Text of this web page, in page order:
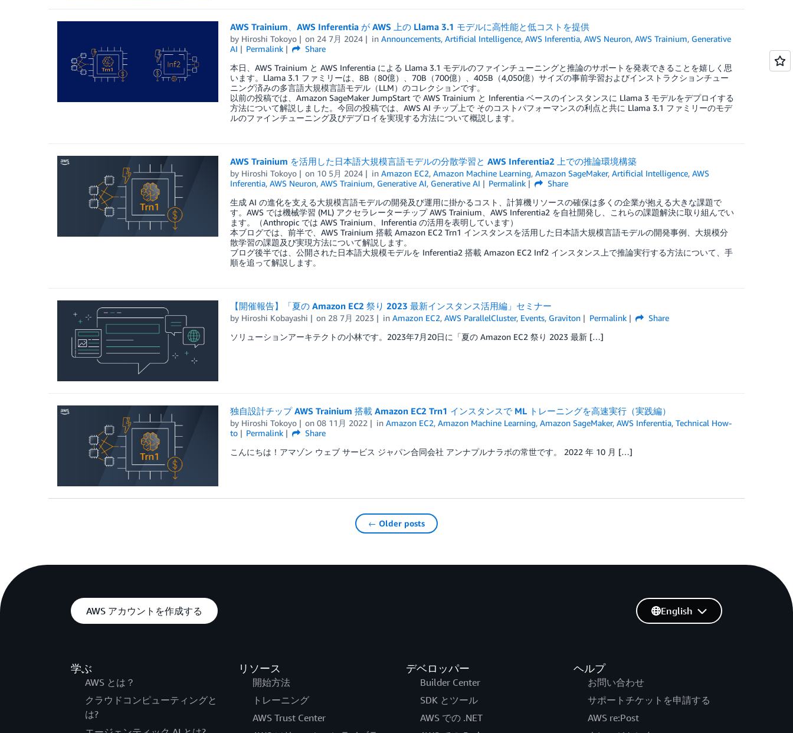
AWS Trainium、AWS Inferentia が AWS 上の Llama 3.1 モデルに高性能と低コストを提供
by Hiroshi Tokoyo on 24 7月 2024 inAnnouncements,Artificial Intelligence,AWS Inferentia,AWS Neuron,AWS Trainium, Generative
AI
Permalink
Share
本日、AWS Trainium と AWS Inferentia による Llama 3.1 モデルのファインチューニングと推論のサポートを発表できることを嬉しく思
います。Llama 3.1 ファミリーは、8B（80億）、70B（700億）、405B（4,050億）サイズの事前学習およびインストラクションチュー
ニング済みの多言語大規模言語モデル（LLM）のコレクションです。
以前の投稿では、Amazon SageMaker JumpStart で AWS Trainium と Inferentia ベースのインスタンスに Llama 3 モデルをデプロイする
方法について解説しました。今回の投稿では、AWS AI チップ上で そのコストパフォーマンスの利点と共に Llama 3.1 ファミリーのモデ
ルのファインチューニング及びデプロイを実現する方法について概説します。
AWS Trainium を活用した日本語大規模言語モデルの分散学習と AWS Inferentia2 上での推論環境構築
by Hiroshi Tokoyo on 10 5月 2024 inAmazon EC2,Amazon Machine Learning,Amazon SageMaker,Artificial Intelligence,AWS
Inferentia, AWS Neuron, AWS Trainium, Generative AI, Generative AI Permalink
Share
生成 AI の進化を支える大規模言語モデルの開発及び運用に掛かるコスト、計算機リソースの確保は多くの企業が抱える大きな課題で
す。AWS では機械学習 (ML) アクセラレーターチップ AWS Trainium、AWS Inferentia2 を自社開発し、これらの課題解決に取り組んでい
ます。（Anthropic では AWS Trainium、Inferentia の活用を表明しています）
本ブログでは、前半で、AWS Trainium 搭載 Amazon EC2 Trn1 インスタンスを活用した日本語大規模言語モデルの開発事例、大規模分
散学習の課題及び実現方法について解説します。
ブログ後半では、公開された日本語大規模モデルを Inferentia2 搭載 Amazon EC2 Inf2 インスタンス上で推論実行する方法について、手
順を追って解説します。
【開催報告】「夏の Amazon EC2 祭り 2023 最新インスタンス活用編」セミナー
by Hiroshi Kobayashi on 28 7月 2023 inAmazon EC2,AWS ParallelCluster, Events, Graviton Permalink
Share
ソリューションアーキテクトの小林です。2023年7月20日に「夏の Amazon EC2 祭り 2023 最新 […]
独自設計チップ AWS Trainium 搭載 Amazon EC2 Trn1 インスタンスで ML トレーニングを高速実行（実践編）
by Hiroshi Tokoyo on08 11月 2022 inAmazon EC2,Amazon Machine Learning,Amazon SageMaker,AWS Inferentia,Technical How-
to
Permalink
Share
こんにちは！アマゾン ウェブ サービス ジャパン合同会社 アンナプルナラボの常世です。 2022 年 10 月 […]
← Older posts
AWS アカウントを作成する
学ぶ
AWS とは？
クラウドコンピューティングと
は?
リソース
開始方法
トレーニング
AWS Trust Center
デベロッパー
Builder Center
SDK とツール
AWS での .NET
ヘルプ
お問い合わせ
サポートチケットを申請する
AWS re:Post
English